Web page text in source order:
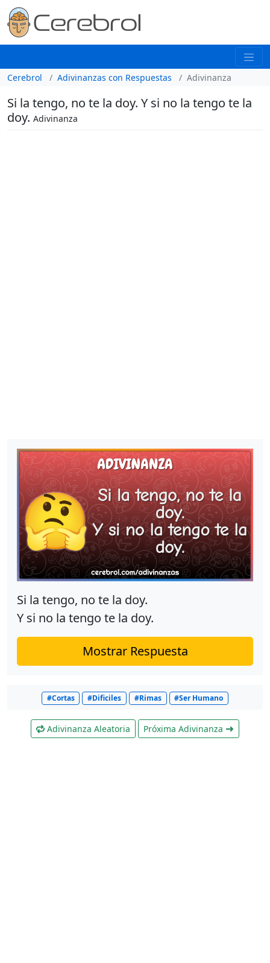
Cerebrol Adivinanzas con Respuestas Adivinanza
Si la tengo, no te la doy. Y si no la tengo te la
doy. Adivinanza
Si la tengo, no te la doy.
Y si no la tengo te la doy.
Mostrar Respuesta
#Cortas #Dificiles #Rimas #Ser Humano
Adivinanza Aleatoria Próxima Adivinanza